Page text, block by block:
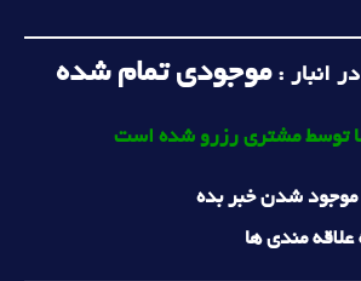
انبار :موجودی تمام شده
توسط مشتری رزرو شده است
شدن خبر بده
مندی ها